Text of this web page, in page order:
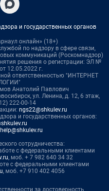
и государственных органов
онлайн» (18+)
по надзору в сфере связи,
коммуникаций (Роскомнадзор)
решения о регистрации: ЭЛ №
12.05.2022 г.
ответственностью "ИНТЕРНЕТ
Анатолий Павлович
ул. Ленина, д. 12, 6 этаж,
222-00-14
ngs22@shkulev.ru
и государственных органов:
help@shkulev.ru
сотрудничества:
с федеральными клиентами
, моб. + 7 982 640 34 32
с федеральными клиентами
, моб. +7 910 402 4056
за достоверность